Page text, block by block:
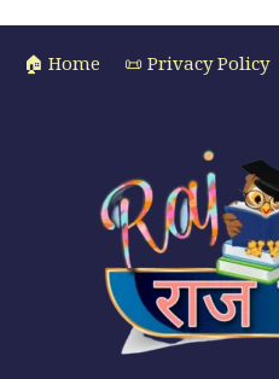
🏠 Home 📜 Privacy Policy